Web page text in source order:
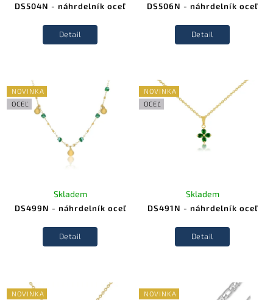
DS504N - náhrdelník oceľ
Detail
DS506N - náhrdelník oceľ
Detail
NOVINKA
OCEĽ
DS499N - náhrdelník oceľ
Skladem
Detail
NOVINKA
OCEĽ
DS491N - náhrdelník oceľ
Skladem
Detail
NOVINKA
NOVINKA